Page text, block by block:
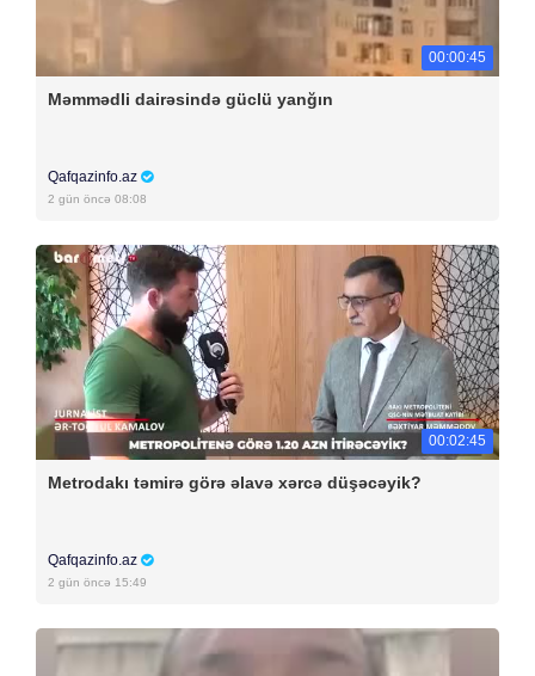
00:00:45
Məmmədli dairəsində güclü yanğın
Qafqazinfo.az
2 gün öncə 08:08
00:02:45
Metrodakı təmirə görə əlavə xərcə düşəcəyik?
Qafqazinfo.az
2 gün öncə 15:49